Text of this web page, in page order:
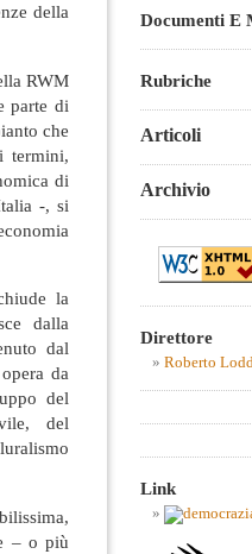
della
RWM
parte di
che
termini,
di
-, si
la
dalla
dal
da
del
del
– o più
Documenti E
Rubriche
Articoli
Archivio
Direttore
Roberto
Link